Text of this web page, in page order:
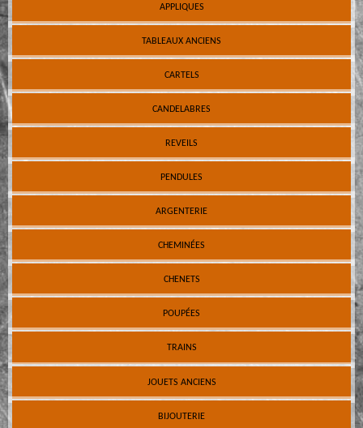
APPLIQUES
TABLEAUX ANCIENS
CARTELS
CANDELABRES
REVEILS
PENDULES
ARGENTERIE
CHEMINÉES
CHENETS
POUPÉES
TRAINS
JOUETS ANCIENS
BIJOUTERIE